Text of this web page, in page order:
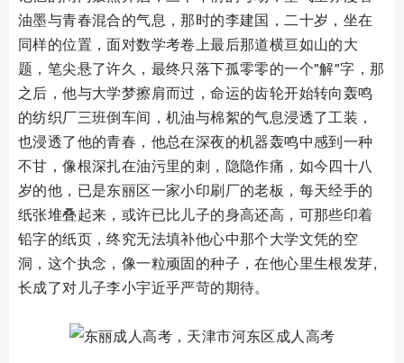
油墨与青春混合的气息，那时的李建国，二十岁，坐在
同样的位置，面对数学考卷上最后那道横亘如山的大
题，笔尖悬了许久，最终只落下孤零零的一个"解"字，那
之后，他与大学梦擦肩而过，命运的齿轮开始转向轰鸣
的纺织厂三班倒车间，机油与棉絮的气息浸透了工装，
也浸透了他的青春，他总在深夜的机器轰鸣中感到一种
不甘，像根深扎在油污里的刺，隐隐作痛，如今四十八
岁的他，已是东丽区一家小印刷厂的老板，每天经手的
纸张堆叠起来，或许已比儿子的身高还高，可那些印着
铅字的纸页，终究无法填补他心中那个大学文凭的空
洞，这个执念，像一粒顽固的种子，在他心里生根发芽,
长成了对儿子李小宇近乎严苛的期待。